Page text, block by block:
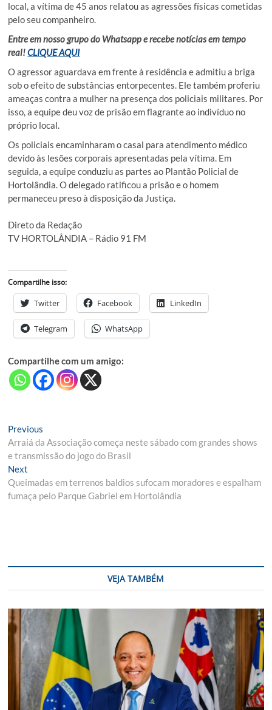
local, a vítima de 45 anos relatou as agressões físicas cometidas
pelo seu companheiro.
Entre em nosso grupo do Whatsapp e recebe notícias em tempo
real!CLIQUE AQUI
O agressor aguardava em frente à residência e admitiu a briga
sob o efeito de substâncias entorpecentes. Ele também proferiu
ameaças contra a mulher na presença dos policiais militares. Por
isso, a equipe deu voz de prisão em flagrante ao indivíduo no
próprio local.
Os policiais encaminharam o casal para atendimento médico
devido às lesões corporais apresentadas pela vítima. Em
seguida, a equipe conduziu as partes ao Plantão Policial de
Hortolândia. O delegado ratificou a prisão e o homem
permaneceu preso à disposição da Justiça.
Direto da Redação
TV HORTOLÂNDIA – Rádio 91 FM
Compartilhe isso:
Twitter Facebook LinkedIn
Telegram WhatsApp
Compartilhe com um amigo:
Navegação
de
Post
Previous
post:
Arraiá da Associação começa neste sábado com grandes shows
e transmissão do jogo do Brasil
Next
post:
Queimadas em terrenos baldios sufocam moradores e espalham
fumaça pelo Parque Gabriel em Hortolândia
VEJA TAMBÉM